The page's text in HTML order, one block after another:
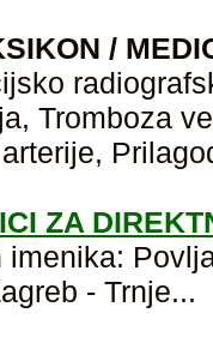
/
Tromboza
ZA
imenika:
- Trnje...